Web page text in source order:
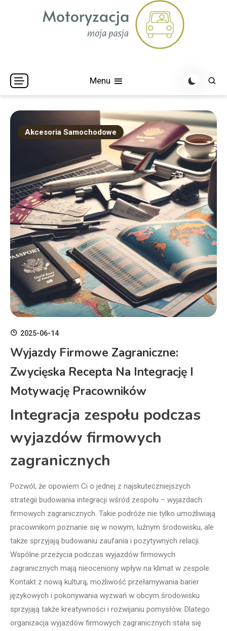
Menu
Akcesoria Samochodowe
2025-06-14
Wyjazdy Firmowe Zagraniczne:
Zwycięska Recepta Na Integrację I
Motywację Pracowników
Integracja zespołu podczas
wyjazdów firmowych
zagranicznych
Pozwól, że opowiem Ci o jednej z najskuteczniejszych
strategii budowania integracji wśród zespołu – wyjazdach
firmowych zagranicznych. Takie podróże nie tylko umożliwiają
pracownikom poznanie się w nowym, luźnym środowisku, ale
także sprzyjają budowaniu zaufania i pozytywnych relacji.
Wspólne przeżycia podczas wyjazdów firmowych
zagranicznych mają nieoceniony wpływ na klimat w zespole.
Kontakt z nową kulturą, możliwość przełamywania barier
językowych i pokonywania wyzwań w obcym środowisku
sprzyjają także kreatywności i rozwijaniu pomysłów. Dlatego
organizacja wyjazdów firmowych zagranicznych stała się